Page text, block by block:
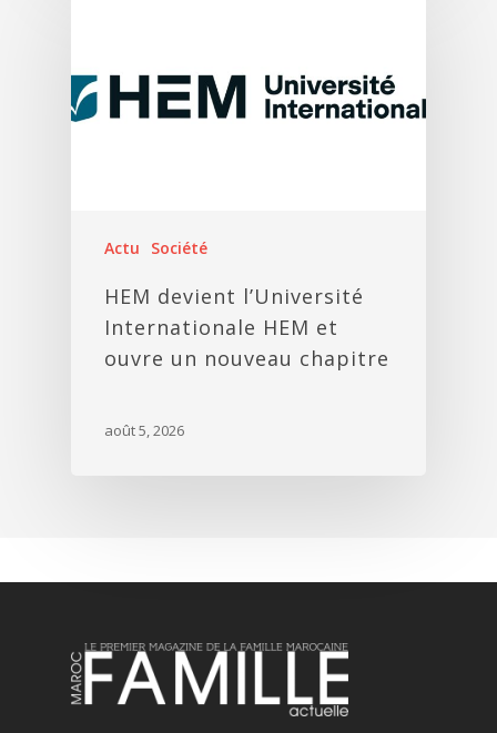
Actu Société
HEM devient l’Université
Internationale HEM et
ouvre un nouveau chapitre
août 5, 2026